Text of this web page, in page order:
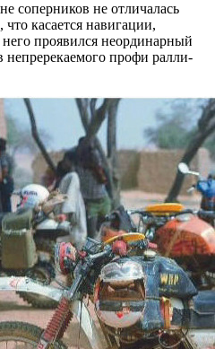
соперников не отличалась
касается навигации,
проявился неординарный
профи ралли-